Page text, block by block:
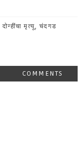
मृत्यू, चंदगड
COMMENTS